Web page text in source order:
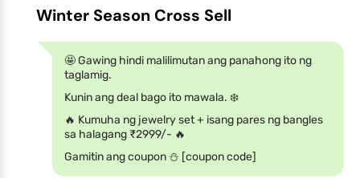
Winter Season Cross Sell
🤩 Gawing hindi malilimutan ang panahong ito ng
taglamig.
Kunin ang deal bago ito mawala. ❄️
🔥 Kumuha ng jewelry set + isang pares ng bangles
sa halagang ₹2999/- 🔥
Gamitin ang coupon ⛄ [coupon code]